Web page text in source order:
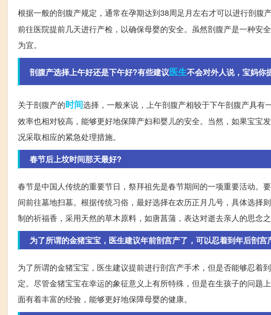
根据一般的剖腹产规定，通常在孕期达到38周足月左右才可以进行剖腹
前往医院提前几天进行产检，以确保母婴的安全。虽然剖腹产是一种安
为宜。
剖腹产选择上午好还是下午好?有些建议医生不会对外人说，宝妈你
关于剖腹产的时间选择，一般来说，上午剖腹产相较于下午剖腹产具
效率也相对较高，能够更好地保障产妇和婴儿的安全。当然，如果宝宝
况采取相应的紧急处理措施。
春节后上坟时间那天最好?
春节是中国人传统的重要节日，祭拜祖先是春节期间的一项重要活动。
间前往墓地扫墓。根据传统习俗，最好选择在农历正月几号，具体选择
制的祈福香，采用天然的草木原料，如唐菖蒲，表达对逝去亲人的思念之
为了所谓的金猪宝宝，医生建议年前剖宫产了，可以忍着到年后剖宫
为了所谓的金猪宝宝，医生建议提前进行剖宫产手术，但是否能够忍着
定。尽管金猪宝宝在幸运的象征意义上有所特殊，但是在生孩子的问题
面有着丰富的经验，能够更好地保障母婴的健康。